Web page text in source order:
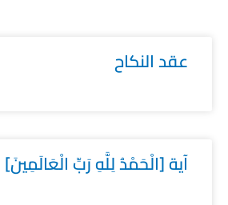
عقد النكاح
آية [الْحَمْدُ لِلَّهِ رَبِّ الْعَالَمِينَ]